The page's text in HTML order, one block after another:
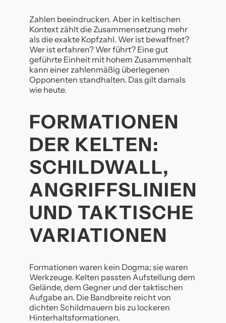
Zahlen beeindrucken. Aber in keltischen
Kontext zählt die Zusammensetzung mehr
als die exakte Kopfzahl. Wer ist bewaffnet?
Wer ist erfahren? Wer führt? Eine gut
geführte Einheit mit hohem Zusammenhalt
kann einer zahlenmäßig überlegenen
Opponenten standhalten. Das gilt damals
wie heute.
FORMATIONEN
DER KELTEN:
SCHILDWALL,
ANGRIFFSLINIEN
UND TAKTISCHE
VARIATIONEN
Formationen waren kein Dogma; sie waren
Werkzeuge. Kelten passten Aufstellung dem
Gelände, dem Gegner und der taktischen
Aufgabe an. Die Bandbreite reicht von
dichten Schildmauern bis zu lockeren
Hinterhaltsformationen.